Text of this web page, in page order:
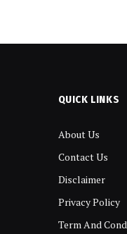
QUICK LINKS
About Us
Contact Us
Disclaimer
Privacy Policy
Term And